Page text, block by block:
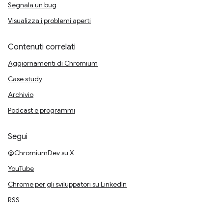
Segnala un bug
Visualizza i problemi aperti
Contenuti correlati
Aggiornamenti di Chromium
Case study
Archivio
Podcast e programmi
Segui
@ChromiumDev su X
YouTube
Chrome per gli sviluppatori su LinkedIn
RSS